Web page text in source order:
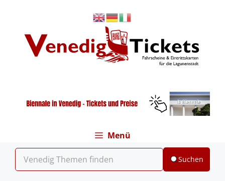
Menü
Suchen